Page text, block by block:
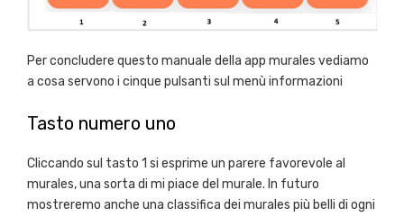
Per concludere questo manuale della app murales vediamo
a cosa servono i cinque pulsanti sul menù informazioni
Tasto numero uno
Cliccando sul tasto 1 si esprime un parere favorevole al
murales, una sorta di mi piace del murale. In futuro
mostreremo anche una classifica dei murales più belli di ogni